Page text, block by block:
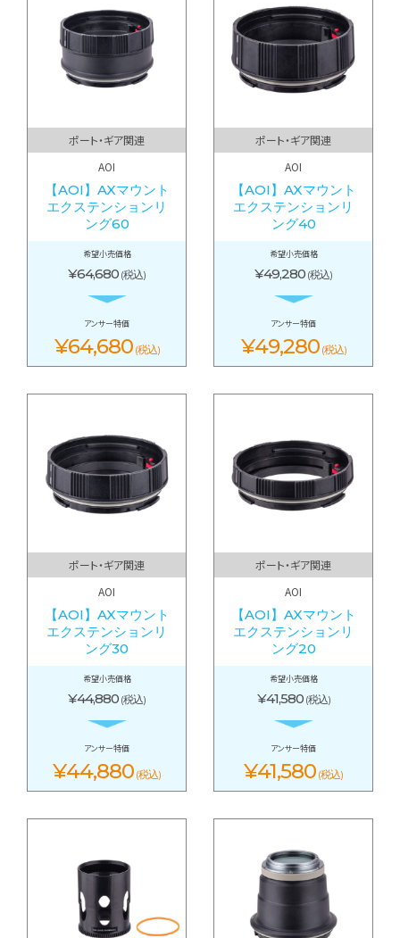
ポート・ギア関連
AOI
【AOI】AXマウント
エクステンションリ
ング60
希望小売価格
¥64,680 (税込)
アンサー特価
¥64,680 (税込)
ポート・ギア関連
AOI
【AOI】AXマウント
エクステンションリ
ング40
希望小売価格
¥49,280 (税込)
アンサー特価
¥49,280 (税込)
ポート・ギア関連
AOI
【AOI】AXマウント
エクステンションリ
ング30
希望小売価格
¥44,880 (税込)
アンサー特価
¥44,880 (税込)
ポート・ギア関連
AOI
【AOI】AXマウント
エクステンションリ
ング20
希望小売価格
¥41,580 (税込)
アンサー特価
¥41,580 (税込)